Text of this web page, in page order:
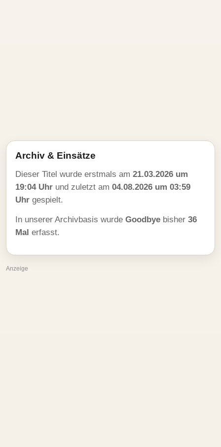
Archiv & Einsätze
Dieser Titel wurde erstmals am 21.03.2026 um
19:04 Uhr und zuletzt am 04.08.2026 um 03:59
Uhr gespielt.
In unserer Archivbasis wurde Goodbye bisher 36
Mal erfasst.
Anzeige